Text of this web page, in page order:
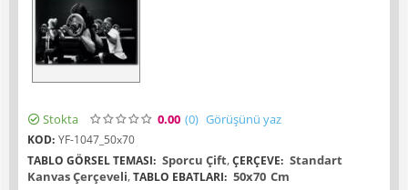
Stokta 0.00 (0) Görüşünü yaz
KOD: YF-1047_50x70
TABLO GÖRSEL TEMASI: Sporcu Çift,ÇERÇEVE: Standart
Kanvas Çerçeveli,TABLO EBATLARI: 50x70 Cm